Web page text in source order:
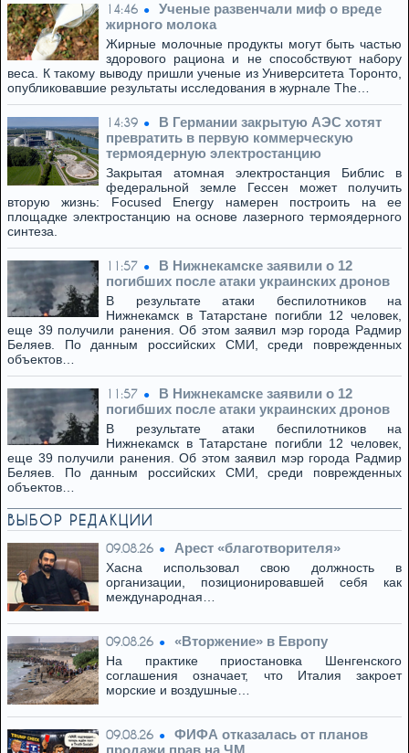
14:46
Ученые развенчали миф о вреде
жирного молока
Жирные молочные продукты могут быть частью
здорового рациона и не способствуют набору
веса. К такому выводу пришли ученые из Университета Торонто,
опубликовавшие результаты исследования в журнале The…
14:39
В Германии закрытую АЭС хотят
превратить в первую коммерческую
термоядерную электростанцию
Закрытая атомная электростанция Библис в
федеральной земле Гессен может получить
вторую жизнь: Focused Energy намерен построить на ее
площадке электростанцию на основе лазерного термоядерного
синтеза.
11:57
В Нижнекамске заявили о 12
погибших после атаки украинских дронов
В результате атаки беспилотников на
Нижнекамск в Татарстане погибли 12 человек,
еще 39 получили ранения. Об этом заявил мэр города Радмир
Беляев. По данным российских СМИ, среди поврежденных
объектов…
11:57
В Нижнекамске заявили о 12
погибших после атаки украинских дронов
В результате атаки беспилотников на
Нижнекамск в Татарстане погибли 12 человек,
еще 39 получили ранения. Об этом заявил мэр города Радмир
Беляев. По данным российских СМИ, среди поврежденных
объектов…
ВЫБОР РЕДАКЦИИ
09.08.26 Арест «благотворителя»
Хасна использовал свою должность в
организации, позиционировавшей себя как
международная…
09.08.26 «Вторжение» в Европу
На практике приостановка Шенгенского
соглашения означает, что Италия закроет
морские и воздушные…
09.08.26
ФИФА отказалась от планов
продажи прав на ЧМ